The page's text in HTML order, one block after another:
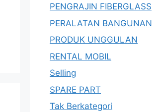
PENGRAJIN FIBERGLASS
PERALATAN BANGUNAN
PRODUK UNGGULAN
RENTAL MOBIL
Selling
SPARE PART
Tak Berkategori